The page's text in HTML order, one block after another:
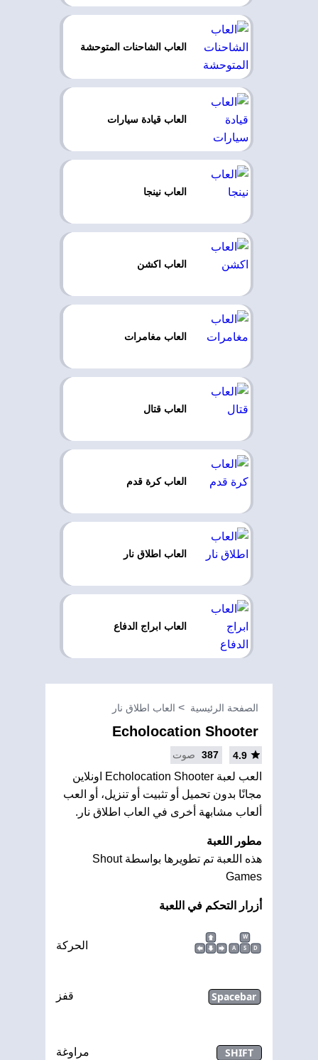
العاب الشاحنات المتوحشة
العاب قيادة سيارات
العاب نينجا
العاب اكشن
العاب مغامرات
العاب قتال
العاب كرة قدم
العاب اطلاق نار
العاب ابراج الدفاع
الصفحة الرئيسية العاب اطلاق نار
Echolocation Shooter
4.9
387 صوت
العب لعبة Echolocation Shooter اونلاين
مجانًا بدون تحميل أو تثبيت أو تنزيل، أو العب
ألعاب مشابهة أخرى في العاب اطلاق نار.
مطور اللعبة
هذه اللعبة تم تطويرها بواسطة Shout
Games
أزرار التحكم في اللعبة
W
A
S D الحركة
Spacebar قفز
SHIFT مراوغة